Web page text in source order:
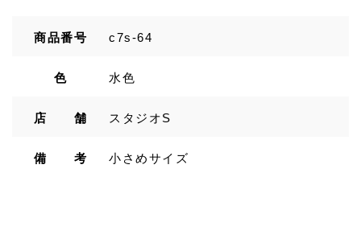
商品番号 c7s-64
色 水色
店 舗 スタジオS
備 考 小さめサイズ